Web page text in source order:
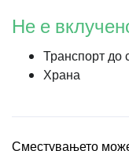
Не е
Транспорт до
Храна
Сместувањето